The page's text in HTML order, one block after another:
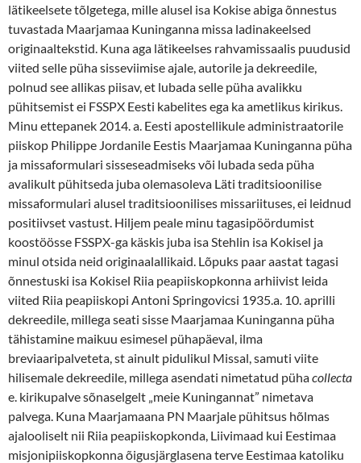
lätikeelsete tõlgetega, mille alusel isa Kokise abiga õnnestus
tuvastada Maarjamaa Kuninganna missa ladinakeelsed
originaaltekstid. Kuna aga lätikeelses rahvamissaalis puudusid
viited selle püha sisseviimise ajale, autorile ja dekreedile,
polnud see allikas piisav, et lubada selle püha avalikku
pühitsemist ei FSSPX Eesti kabelites ega ka ametlikus kirikus.
Minu ettepanek 2014. a. Eesti apostellikule administraatorile
piiskop Philippe Jordanile Eestis Maarjamaa Kuninganna püha
ja missaformulari sisseseadmiseks või lubada seda püha
avalikult pühitseda juba olemasoleva Läti traditsioonilise
missaformulari alusel traditsioonilises missariituses, ei leidnud
positiivset vastust. Hiljem peale minu tagasipöördumist
koostöösse FSSPX-ga käskis juba isa Stehlin isa Kokisel ja
minul otsida neid originaalallikaid. Lõpuks paar aastat tagasi
õnnestuski isa Kokisel Riia peapiiskopkonna arhiivist leida
viited Riia peapiiskopi Antoni Springovicsi 1935.a. 10. aprilli
dekreedile, millega seati sisse Maarjamaa Kuninganna püha
tähistamine maikuu esimesel pühapäeval, ilma
breviaaripalveteta, st ainult pidulikul Missal, samuti viite
hilisemale dekreedile, millega asendati nimetatud pühacollecta
e. kirikupalve sõnaselgelt „meie Kuningannat” nimetava
palvega. Kuna Maarjamaana PN Maarjale pühitsus hõlmas
ajalooliselt nii Riia peapiiskopkonda, Liivimaad kui Eestimaa
misjonipiiskopkonna õigusjärglasena terve Eestimaa katoliku